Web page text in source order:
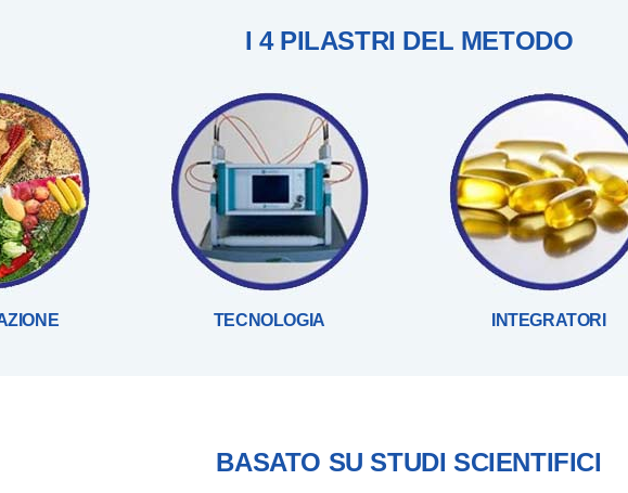
I 4 PILASTRI DEL METODO
TECNOLOGIA INTEGRATORI
BASATO SU STUDI SCIENTIFICI